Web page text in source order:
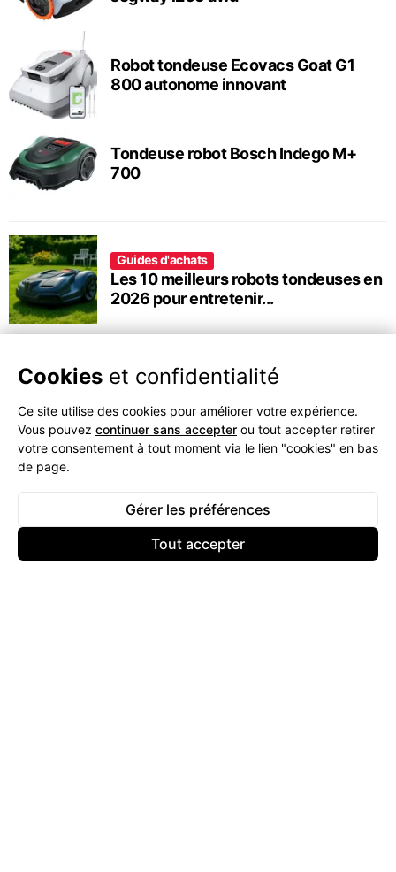
Robot tondeuse Ecovacs Goat G1
800 autonome innovant
Tondeuse robot Bosch Indego M+
700
Guides d'achats
Les 10 meilleurs robots tondeuses en
2026 pour entretenir...
Cookies et confidentialité
Ce site utilise des cookies pour améliorer votre expérience.
Vous pouvez continuer sans accepter ou tout accepter retirer
votre consentement à tout moment via le lien "cookies" en bas
de page.
Gérer les préférences
Tout accepter